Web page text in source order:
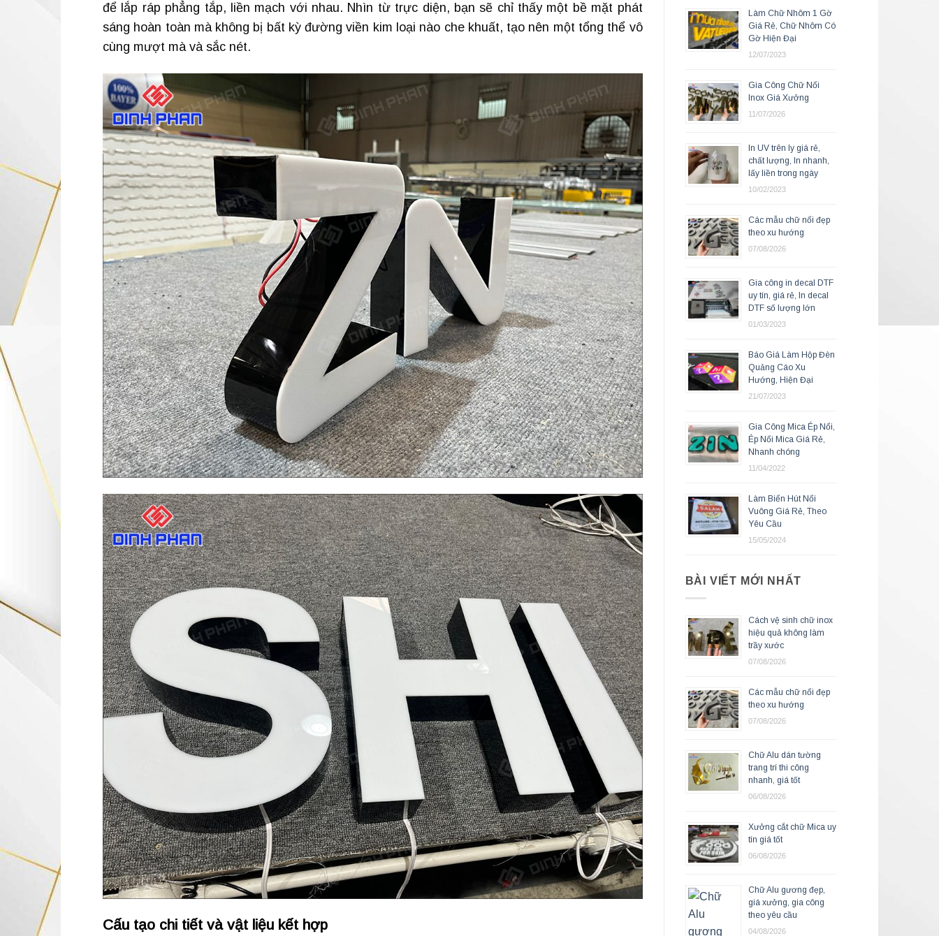
để lắp ráp phẳng tắp, liền mạch với nhau. Nhìn từ trực diện, bạn sẽ chỉ thấy một bề mặt phát
sáng hoàn toàn mà không bị bất kỳ đường viền kim loại nào che khuất, tạo nên một tổng thể vô
cùng mượt mà và sắc nét.
Cấu tạo chi tiết và vật liệu kết hợp
Làm Chữ Nhôm 1 Gờ
Giá Rẻ, Chữ Nhôm Có
Gờ Hiện Đại
12/07/2023
Gia Công Chữ Nổi
Inox Giá Xưởng
11/07/2026
In UV trên ly giá rẻ,
chất lượng, In nhanh,
lấy liền trong ngày
10/02/2023
Các mẫu chữ nổi đẹp
theo xu hướng
07/08/2026
Gia công in decal DTF
uy tín, giá rẻ, In decal
DTF số lượng lớn
01/03/2023
Báo Giá Làm Hộp Đèn
Quảng Cáo Xu
Hướng, Hiện Đại
21/07/2023
Gia Công Mica Ép Nổi,
Ép Nổi Mica Giá Rẻ,
Nhanh chóng
11/04/2022
Làm Biển Hút Nổi
Vuông Giá Rẻ, Theo
Yêu Cầu
15/05/2024
BÀI VIẾT MỚI NHẤT
Cách vệ sinh chữ inox
hiệu quả không làm
trầy xước
07/08/2026
Các mẫu chữ nổi đẹp
theo xu hướng
07/08/2026
Chữ Alu dán tường
trang trí thi công
nhanh, giá tốt
06/08/2026
Xưởng cắt chữ Mica uy
tín giá tốt
06/08/2026
Chữ Alu gương đẹp,
giá xưởng, gia công
theo yêu cầu
04/08/2026